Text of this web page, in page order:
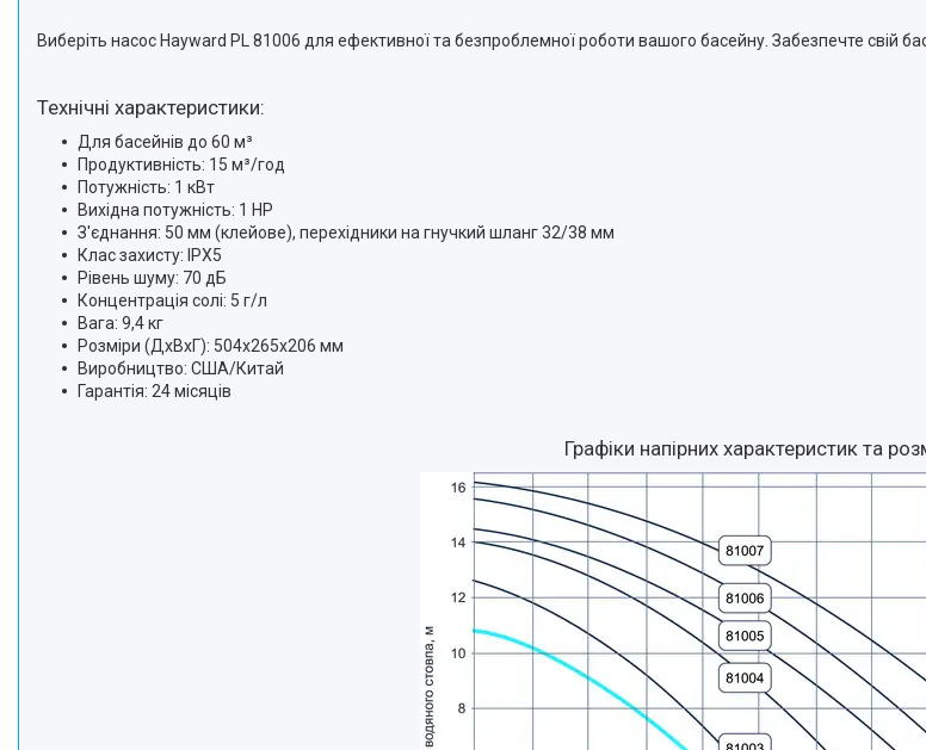
Виберіть насос Hayward PL 81006 для ефективної та безпроблемної роботи вашого басейну. Забезпечте свій
Технічні характеристики:
Для басейнів до 60 м³
Продуктивність: 15 м³/год
Потужність: 1 кВт
Вихідна потужність: 1 HP
З'єднання: 50 мм (клейове), перехідники на гнучкий шланг 32/38 мм
Клас захисту: IPX5
Рівень шуму: 70 дБ
Концентрація солі: 5 г/л
Вага: 9,4 кг
Розміри (ДхВхГ): 504х265х206 мм
Виробництво: США/Китай
Гарантія: 24 місяців
Графіки напірних характеристик та